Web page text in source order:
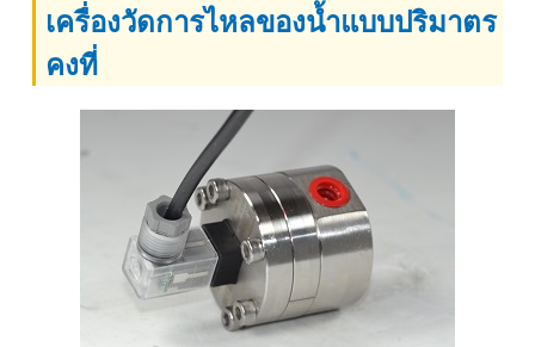
เครื่องวัดการไหลของน้ำแบบปริมาตร
คงที่